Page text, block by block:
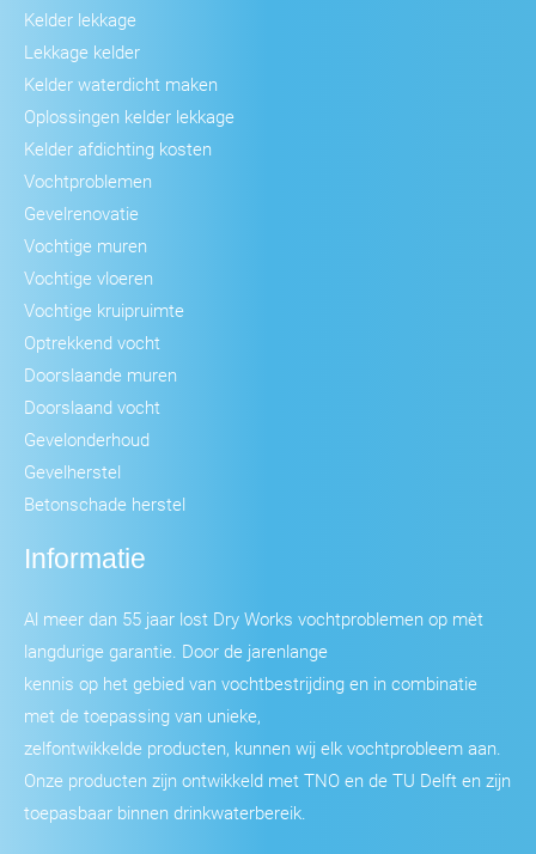
Kelder lekkage
Lekkage kelder
Kelder waterdicht maken
Oplossingen kelder lekkage
Kelder afdichting kosten
Vochtproblemen
Gevelrenovatie
Vochtige muren
Vochtige vloeren
Vochtige kruipruimte
Optrekkend vocht
Doorslaande muren
Doorslaand vocht
Gevelonderhoud
Gevelherstel
Betonschade herstel
Informatie
Al meer dan 55 jaar lost Dry Works vochtproblemen op mèt
langdurige garantie. Door de jarenlange
kennis op het gebied van vochtbestrijding en in combinatie
met de toepassing van unieke,
zelfontwikkelde producten, kunnen wij elk vochtprobleem aan.
Onze producten zijn ontwikkeld met TNO en de TU Delft en zijn
toepasbaar binnen drinkwaterbereik.